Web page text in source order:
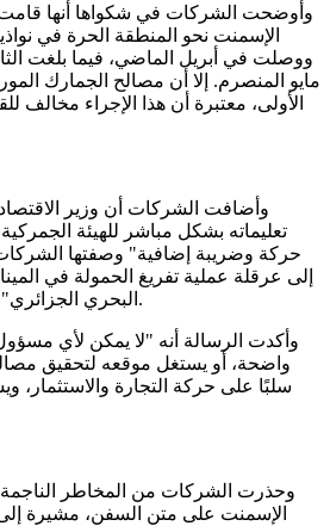
وأوضحت الشركات في شكواها أنها
مايو المنصرم. إلا أن مصالح الجمارك
الأولى، معتبرة أن هذا الإجراء مخالف
وأضافت الشركات أن وزير الاقتصاد
تعليماته بشكل مباشر للهيئة
حركة وضريبة إضافية" وصفتها الشركات
إلى عرقلة عملية تفريغ الحمولة في
البحري الجزائري" المخصص لهذه الصادرات.
وأكدت الرسالة أنه "لا يمكن لأي
واضحة، أو يستغل موقعه لتحقيق
سلبًا على حركة التجارة والاستثمار،
وحذرت الشركات من المخاطر
الإسمنت على متن السفن، مشيرة إلى